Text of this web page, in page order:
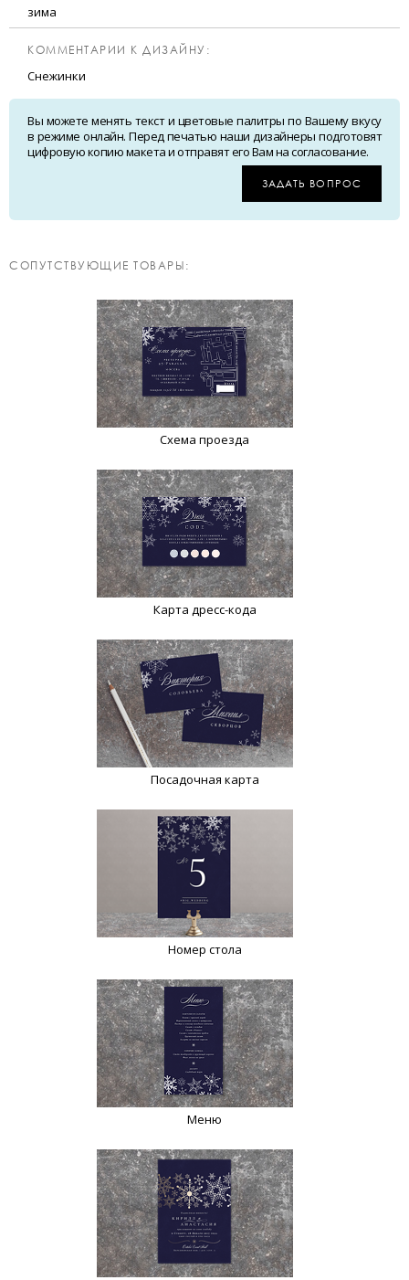
зима
КОММЕНТАРИИ К ДИЗАЙНУ:
Снежинки
Вы можете менять текст и цветовые палитры по Вашему вкусу
в режиме онлайн. Перед печатью наши дизайнеры подготовят
цифровую копию макета и отправят его Вам на согласование.
ЗАДАТЬ ВОПРОС
CОПУТСТВУЮЩИЕ ТОВАРЫ:
Схема проезда
Карта дресс-кода
Посадочная карта
Номер стола
Меню